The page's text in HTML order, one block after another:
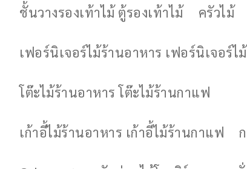
ชั้นวางรองเท้าไม้ ตู้รองเท้าไม้ ครัวไม้
เฟอร์นิเจอร์ไม้ร้านอาหาร เฟอร์นิเจอร์ไ
โต๊ะไม้ร้านอาหาร โต๊ะไม้ร้านกาแฟ
เก้าอี้ไม้ร้านอาหาร เก้าอี้ไม้ร้านกาแฟ